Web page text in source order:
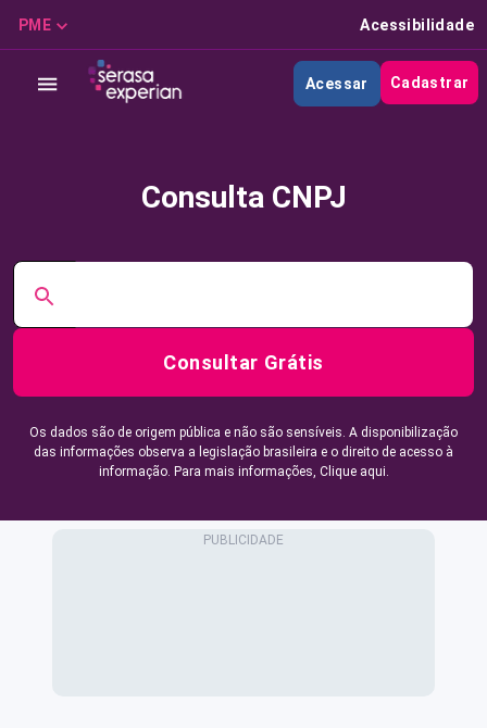
PME Acessibilidade
Acessar Cadastrar
Consulta CNPJ
Consultar Grátis
Os dados são de origem pública e não são sensíveis. A disponibilização
das informações observa a legislação brasileira e o direito de acesso à
informação. Para mais informações, Clique aqui.